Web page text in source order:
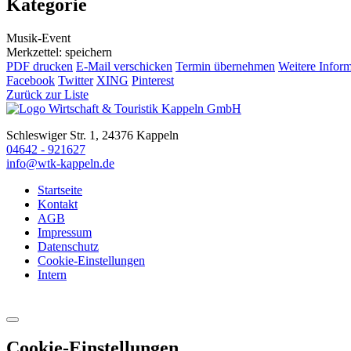
Kategorie
Musik-Event
Merkzettel: speichern
PDF drucken E-Mail verschicken Termin übernehmen Weitere
Facebook Twitter XING Pinterest
Zurück zur Liste
Schleswiger Str. 1, 24376 Kappeln
04642 - 921627
info@wtk-kappeln.de
Startseite
Kontakt
AGB
Impressum
Datenschutz
Cookie-Einstellungen
Intern